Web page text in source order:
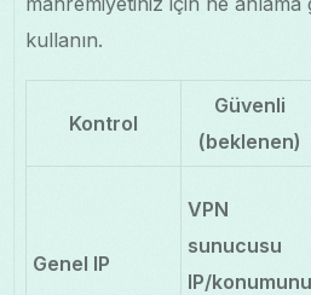
kullanın.
Kontrol
Güvenli
(beklenen)
Genel IP
VPN
sunucusu
IP/konumunu